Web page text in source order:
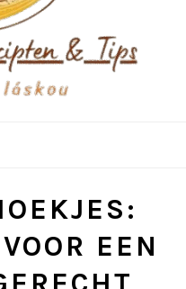
EEN